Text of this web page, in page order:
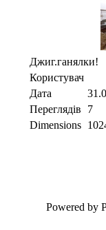
Джиг.ганялки!
Користувач
Дата
Переглядів
7
Dimensions
Powered by